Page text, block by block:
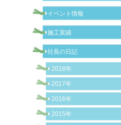
イベント情報
施工実績
社長の日記
2018年
2017年
2016年
2015年